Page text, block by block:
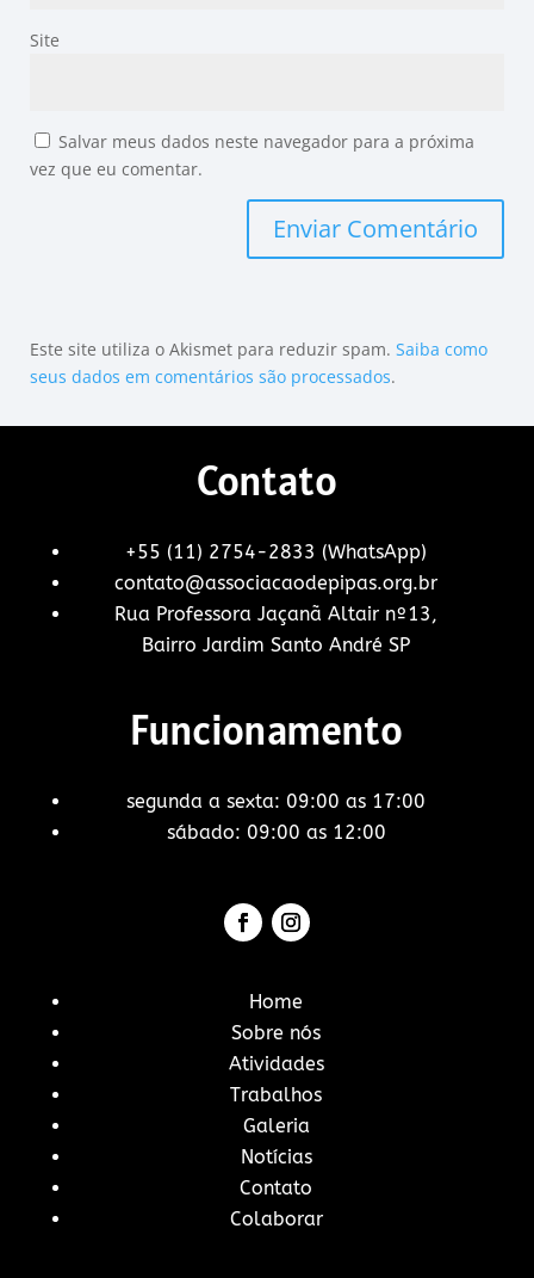
Site
Salvar meus dados neste navegador para a próxima
vez que eu comentar.
Este site utiliza o Akismet para reduzir spam. Saiba como
seus dados em comentários são processados.
Contato
+55 (11) 2754-2833 (WhatsApp)
contato@associacaodepipas.org.br
Rua Professora Jaçanã Altair nº13,
Bairro Jardim Santo André SP
Funcionamento
segunda a sexta: 09:00 as 17:00
sábado: 09:00 as 12:00
Home
Sobre nós
Atividades
Trabalhos
Galeria
Notícias
Contato
Colaborar